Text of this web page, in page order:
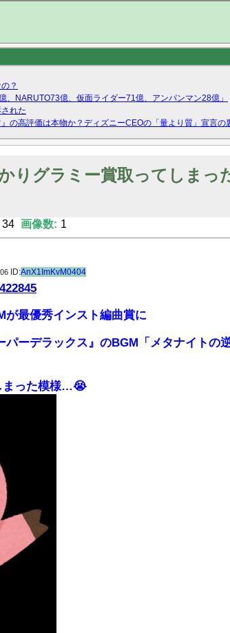
？
NARUTO73億、仮面ライダー71億、アンパンマン28億」
れた
の高評価は本物か？ディズニーCEOの「量より質」宣言
獲得ならず？北川莉央が1位に
りグラミー賞取ってしま
34 画像数: 1
ID:AnX1ImKvM0404
が最優秀インスト編曲賞に
ーデラックス』のBGM「メタナイトの
まった模様…😭